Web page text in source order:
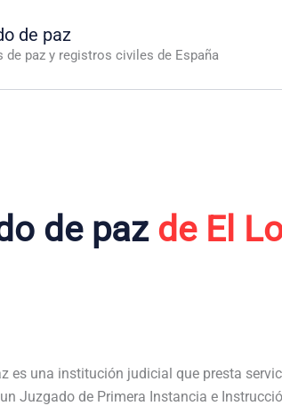
de paz
de paz y registros civiles de España
de paz de El
es una institución judicial que presta
Juzgado de Primera Instancia e